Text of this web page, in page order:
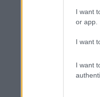
I want
or app.
I want
I want
Εθνική